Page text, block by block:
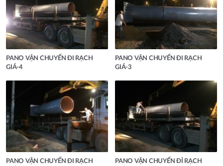
PANO VẬN CHUYỂN ĐI RẠCH
GIÁ-4
PANO VẬN CHUYỂN ĐI RẠCH
GIÁ-3
PANO VẬN CHUYỂN ĐI RẠCH
PANO VẬN CHUYỂN ĐỈ RẠCH